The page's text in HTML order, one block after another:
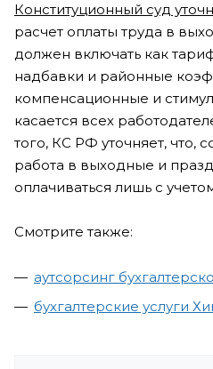
Конституционный суд
расчет оплаты труда в
должен включать как
надбавки и районные
компенсационные и
касается всех
того, КС РФ уточняет, что,
работа в выходные и
оплачиваться лишь с
Смотрите также:
аутсорсинг
бухгалтерские услуги